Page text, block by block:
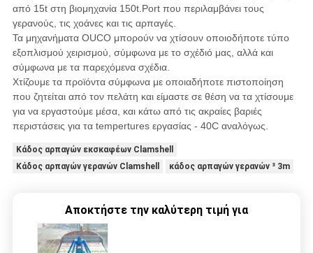
από 15t στη βιομηχανία 150t.Port που περιλαμβάνει τους
γερανούς, τις χοάνες και τις αρπαγές.
Τα μηχανήματα OUCO μπορούν να χτίσουν οποιοδήποτε τύπο
εξοπλισμού χειρισμού, σύμφωνα με το σχέδιό μας, αλλά και
σύμφωνα με τα παρεχόμενα σχέδια.
Χτίζουμε τα προϊόντα σύμφωνα με οποιαδήποτε πιστοποίηση
που ζητείται από τον πελάτη και είμαστε σε θέση να τα χτίσουμε
για να εργαστούμε μέσα, και κάτω από τις ακραίες βαριές
περιστάσεις για τα tempertures εργασίας - 40C αναλόγως.
Κάδος αρπαγών εκσκαφέων Clamshell
Κάδος αρπαγών γερανών Clamshell
κάδος αρπαγών γερανών ³ 3m
Αποκτήστε την καλύτερη τιμή για